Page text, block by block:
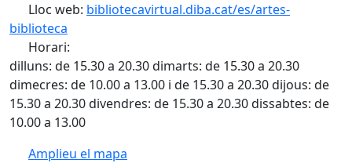
Lloc web: bibliotecavirtual.diba.cat/es/artes-
biblioteca
Horari:
dilluns: de 15.30 a 20.30 dimarts: de 15.30 a 20.30
dimecres: de 10.00 a 13.00 i de 15.30 a 20.30 dijous: de
15.30 a 20.30 divendres: de 15.30 a 20.30 dissabtes: de
10.00 a 13.00
Amplieu el mapa